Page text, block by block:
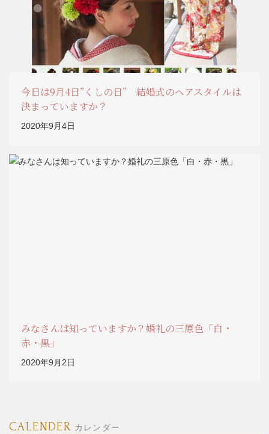
今日は9月4日”くしの日” 結婚式のヘアスタイルは
決まっていますか？
2020年9月4日
みなさんは知っていますか？婚礼の三原色「白・
赤・黒」
2020年9月2日
CALENDER カレンダー